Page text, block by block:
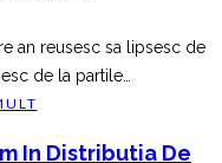
an reusesc sa lipsesc de
de la partile…
In Distributia De